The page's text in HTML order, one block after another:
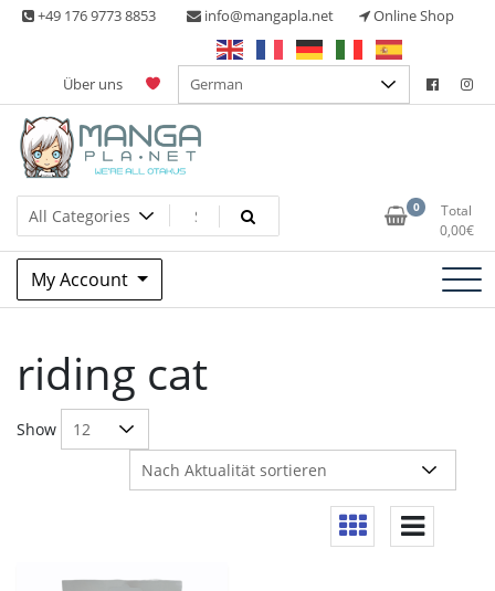
Skip +49 176 9773 8853 info@mangapla.net Online Shop
Über uns
Manga Planet
Split Part Online Shop 0
Total
0,00€
My Account
riding cat
Show